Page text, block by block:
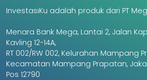
InvestasiKu adalah produk dari PT
Menara Bank Mega, Lantai 2, Jalan
Kavling 12-14A,
RT 002/RW 002, Kelurahan Mampang
Kecamatan Mampang Prapatan,
Pos 12790